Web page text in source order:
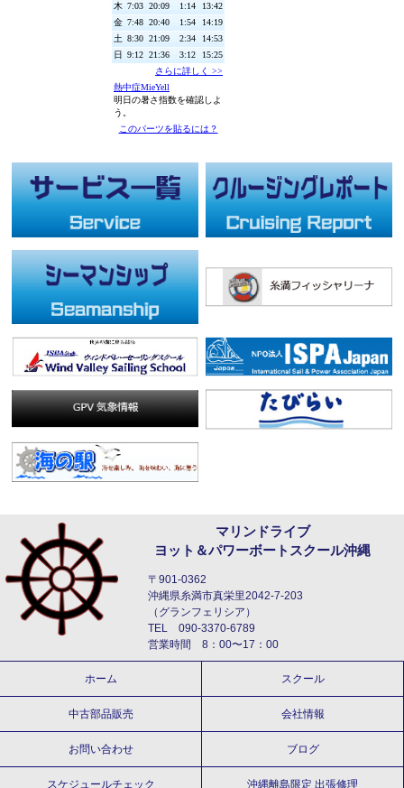
マリンドライブ
ヨット＆パワーボートスクール沖縄
〒901-0362
沖縄県糸満市真栄里2042-7-203
（グランフェリシア）
TEL 090-3370-6789
営業時間 8：00〜17：00
ホーム スクール
中古部品販売 会社情報
お問い合わせ ブログ
スケジュールチェック 沖縄離島限定 出張修理